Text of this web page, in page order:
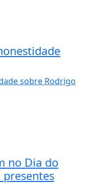
no Dia do